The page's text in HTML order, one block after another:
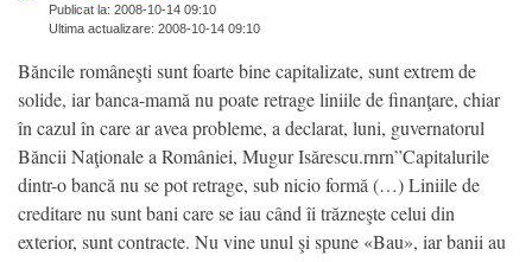
Publicat la: 2008-10-14 09:10
Ultima actualizare: 2008-10-14 09:10
Băncile româneşti sunt foarte bine capitalizate, sunt extrem de
solide, iar banca-mamă nu poate retrage liniile de finanţare, chiar
în cazul în care ar avea probleme, a declarat, luni, guvernatorul
Băncii Naţionale a României, Mugur Isărescu.rnrn”Capitalurile
dintr-o bancă nu se pot retrage, sub nicio formă (…) Liniile de
creditare nu sunt bani care se iau când îi trăzneşte celui din
exterior, sunt contracte. Nu vine unul şi spune «Bau», iar banii au